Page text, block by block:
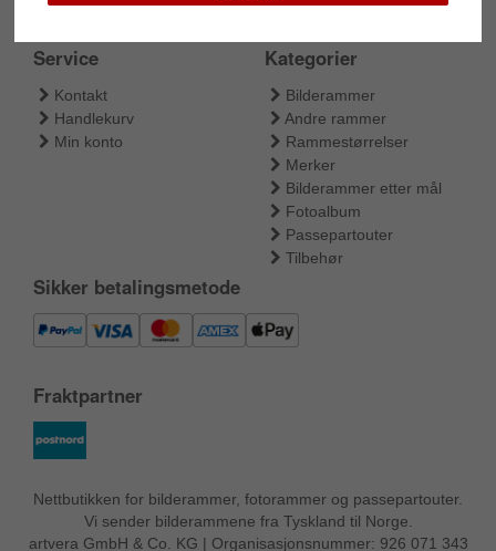
Service
Kontakt
Handlekurv
Min konto
Kategorier
Bilderammer
Andre rammer
Rammestørrelser
Merker
Bilderammer etter mål
Fotoalbum
Passepartouter
Tilbehør
Sikker betalingsmetode
Fraktpartner
Nettbutikken for bilderammer, fotorammer og passepartouter.
Vi sender bilderammene fra Tyskland til Norge.
artvera GmbH & Co. KG | Organisasjonsnummer: 926 071 343